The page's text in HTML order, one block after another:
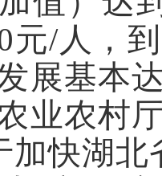
元/人，
展基本
业农村
加快湖